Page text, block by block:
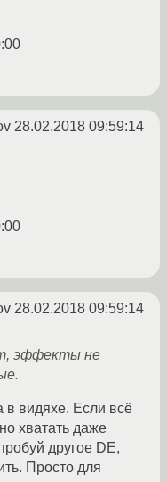
28.02.2018 09:59:14
28.02.2018 09:59:14
эффекты не
в видяхе. Если всё
хватать даже
другое DE,
Просто для